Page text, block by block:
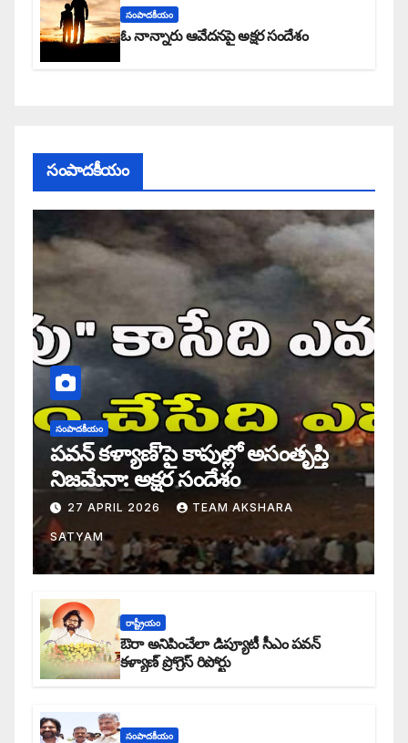
సంపాదకీయం
ఓ నాన్నారు ఆవేదనపై అక్షర సందేశం
సంపాదకీయం
సంపాదకీయం
పవన్ కళ్యాణ్’పై కాపుల్లో అసంతృప్తి
నిజమేనా: అక్షర సందేశం
27 APRIL 2026 TEAM AKSHARA
SATYAM
రాష్ట్రీయం
ఔరా అనిపించేలా డిప్యూటీ సీఎం పవన్
కళ్యాణ్ ప్రోగ్రెస్ రిపోర్టు
సంపాదకీయం